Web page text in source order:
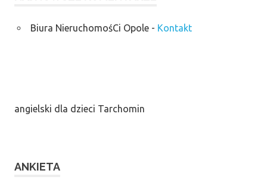
Biura NieruchomośCi Opole- Kontakt
angielski dla dzieci Tarchomin
ANKIETA